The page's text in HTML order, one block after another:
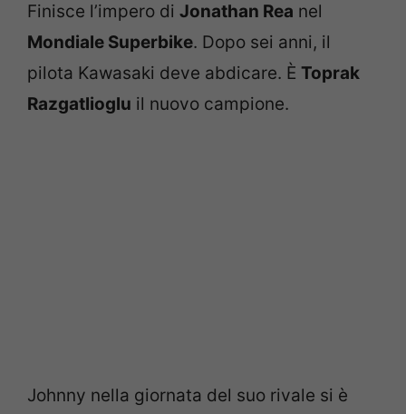
Finisce l’impero di Jonathan Rea nel
Mondiale Superbike. Dopo sei anni, il
pilota Kawasaki deve abdicare. È Toprak
Razgatlioglu il nuovo campione.
Johnny nella giornata del suo rivale si è